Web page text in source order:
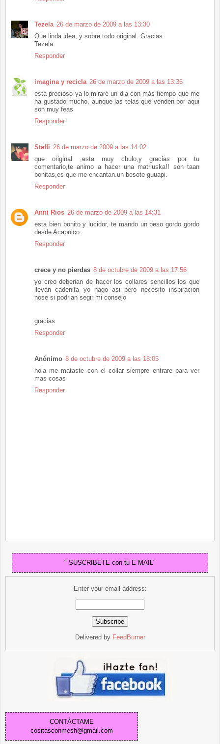
Tezela 26 de marzo de 2009 a las 13:30
Que linda idea, y sobre todo original. Gracias.
Tezela.
Responder
imagina y recicla 26 de marzo de 2009 a las 13:36
está precioso ya lo miraré un dia con más tiempo que me
ha gustado mucho, aunque las telas que venden por aqui
son muy feas
Responder
Steffi 26 de marzo de 2009 a las 14:02
que original ,esta muy chulo,y gracias por tu
comentario,te animo a hacer una matriuska!! son taan
bonitas,es que me encantan.un besote guuapi.
Responder
Anni Rios 26 de marzo de 2009 a las 14:31
esta bien bonito y lucidor, te mando un beso gordo gordo
desde Acapulco.
Responder
crece y no pierdas 8 de octubre de 2009 a las 17:56
yo creo deberian de hacer los collares sencillos los que
llevan cadenita yo hago asi pero necesito inspiracion
nose si podrian segir mi consejo
gracias
Responder
Anónimo 8 de octubre de 2009 a las 18:05
hola me mataste con el collar siempre entrare para ver
mas cosas
Responder
" SUSCRIBETE con tu E-MAIL"
Enter your email address:
Delivered by FeedBurner
CONTÁCTAME
cositasconmesh@gmail.com